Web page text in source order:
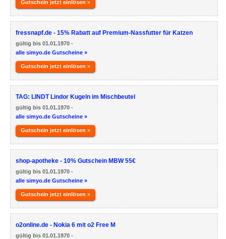
Gutschein jetzt einlösen »
fressnapf.de - 15% Rabatt auf Premium-Nassfutter für Katzen
gültig bis 01.01.1970 -
alle simyo.de Gutscheine »
Gutschein jetzt einlösen »
TAG: LINDT Lindor Kugeln im Mischbeutel
gültig bis 01.01.1970 -
alle simyo.de Gutscheine »
Gutschein jetzt einlösen »
shop-apotheke - 10% Gutschein MBW 55€
gültig bis 01.01.1970 -
alle simyo.de Gutscheine »
Gutschein jetzt einlösen »
o2online.de - Nokia 6 mit o2 Free M
gültig bis 01.01.1970 -